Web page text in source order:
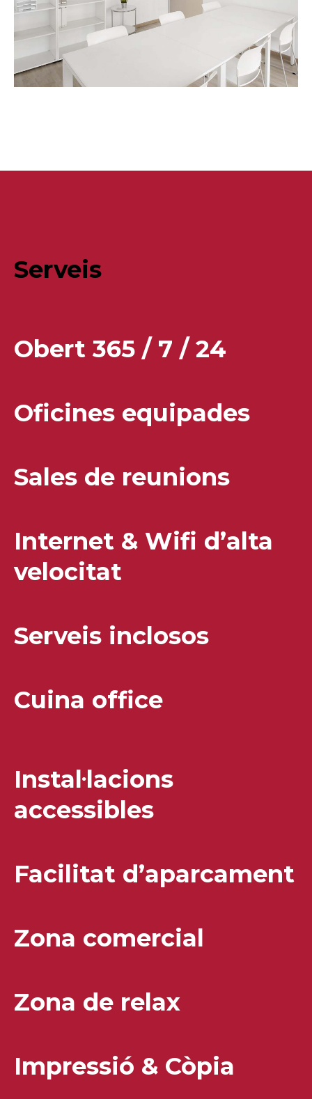
Serveis
Obert 365 / 7 / 24
Oficines equipades
Sales de reunions
Internet & Wifi d’alta
velocitat
Serveis inclosos
Cuina office
Instal·lacions
accessibles
Facilitat d’aparcament
Zona comercial
Zona de relax
Impressió & Còpia